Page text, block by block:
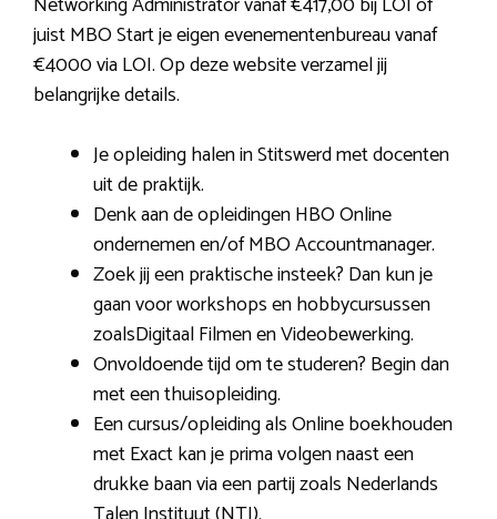
juist MBO Start je eigen evenementenbureau vanaf
€4000 via LOI. Op deze website verzamel jij
belangrijke details.
Je opleiding halen in Stitswerd met docenten
uit de praktijk.
Denk aan de opleidingen HBO Online
ondernemen en/of MBO Accountmanager.
Zoek jij een praktische insteek? Dan kun je
gaan voor workshops en hobbycursussen
zoalsDigitaal Filmen en Videobewerking.
Onvoldoende tijd om te studeren? Begin dan
met een thuisopleiding.
Een cursus/opleiding als Online boekhouden
met Exact kan je prima volgen naast een
drukke baan via een partij zoals Nederlands